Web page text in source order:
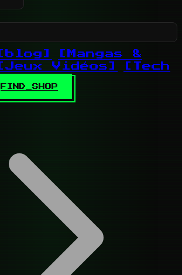
[blog]
[Mangas &
[Jeux Vidéos]
[Tech
FIND_SHOP